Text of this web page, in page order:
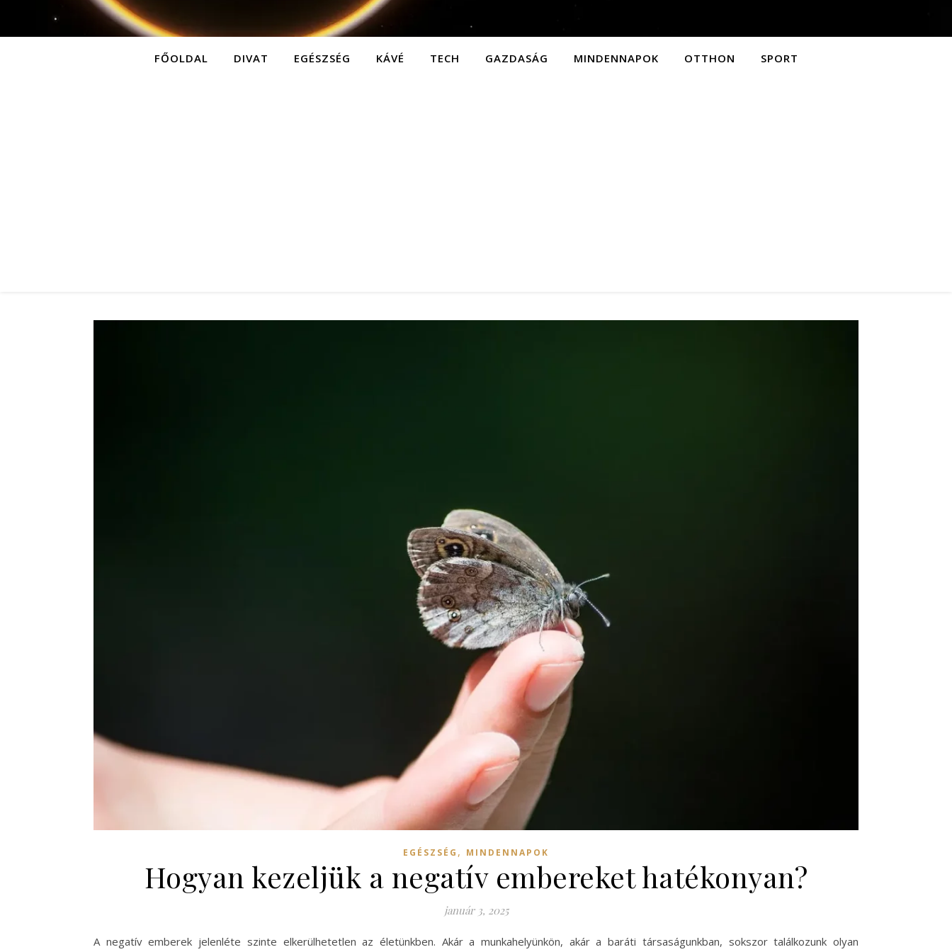
FŐOLDAL DIVAT EGÉSZSÉG KÁVÉ TECH GAZDASÁG MINDENNAPOK OTTHON SPORT
EGÉSZSÉG , MINDENNAPOK
Hogyan kezeljük a negatív embereket hatékonyan?
január 3, 2025
A negatív emberek jelenléte szinte elkerülhetetlen az életünkben. Akár a munkahelyünkön, akár a baráti társaságunkban, sokszor találkozunk olyan